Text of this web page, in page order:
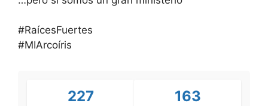
#RaícesFuertes
#MIArcoíris
227 163